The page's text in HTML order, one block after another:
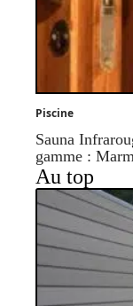
Piscine
Sauna
gamme :
Au top